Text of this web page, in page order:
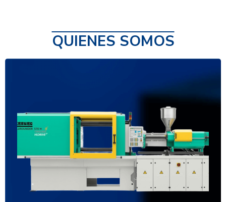
QUIENES SOMOS